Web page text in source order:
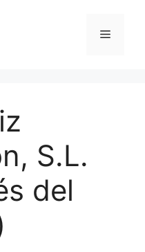
Menú
S.L.
del